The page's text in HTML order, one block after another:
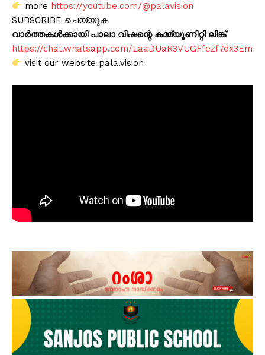
more https://youtube.com/@palavision
SUBSCRIBE ചെയ്യുക
വാർത്തകൾക്കായി പാലാ വിഷന്റെ കമ്മ്യൂണിറ്റി ലിങ്ക്
https://chat.whatsapp.com/LaaDUaR3VUGFfezf7dx3Em
visit our website pala.vision